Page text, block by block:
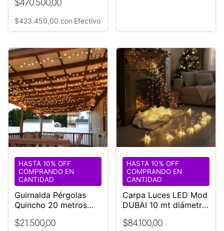
$470.500,00
$423.450,00 con Efectivo
1/2
Guirnalda Pérgolas
Quincho 20 metros
Interior
$21.500,00
HASTA 10% OFF
COMPRANDO EN
CANTIDAD
Carpa Luces LED Mod
DUBAI 10 mt diámetro
$84.100,00
HASTA 10% OFF
COMPRANDO EN
CANTIDAD